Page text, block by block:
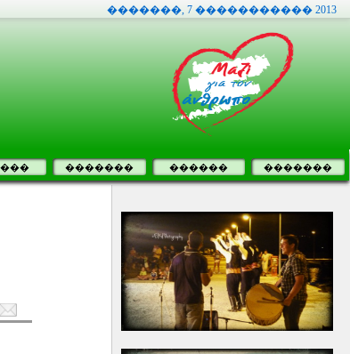
�������, 7 ����������� 2013
������� ������ �������